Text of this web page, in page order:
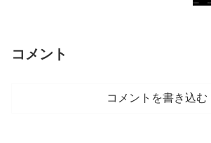
コメント
コメントを書き込む